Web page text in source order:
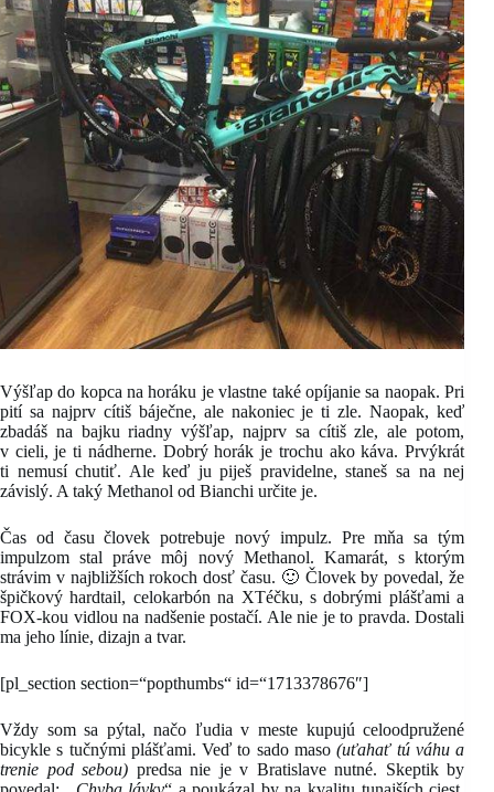
Výšľap do kopca na horáku je vlastne také opíjanie sa naopak. Pri
pití sa najprv cítiš báječne, ale nakoniec je ti zle. Naopak, keď
zbadáš na bajku riadny výšľap, najprv sa cítiš zle, ale potom,
v cieli, je ti nádherne. Dobrý horák je trochu ako káva. Prvýkrát
ti nemusí chutiť. Ale keď ju piješ pravidelne, staneš sa na nej
závislý. A taký Methanol od Bianchi určite je.
Čas od času človek potrebuje nový impulz. Pre mňa sa tým
impulzom stal práve môj nový Methanol. Kamarát, s ktorým
strávim v najbližších rokoch dosť času. 🙂 Človek by povedal, že
špičkový hardtail, celokarbón na XTéčku, s dobrými plášťami a
FOX-kou vidlou na nadšenie postačí. Ale nie je to pravda. Dostali
ma jeho línie, dizajn a tvar.
[pl_section section=“popthumbs“ id=“1713378676″]
Vždy som sa pýtal, načo ľudia v meste kupujú celoodpružené
bicykle s tučnými plášťami. Veď to sado maso(uťahať tú váhu a
trenie pod sebou) predsa nie je v Bratislave nutné. Skeptik by